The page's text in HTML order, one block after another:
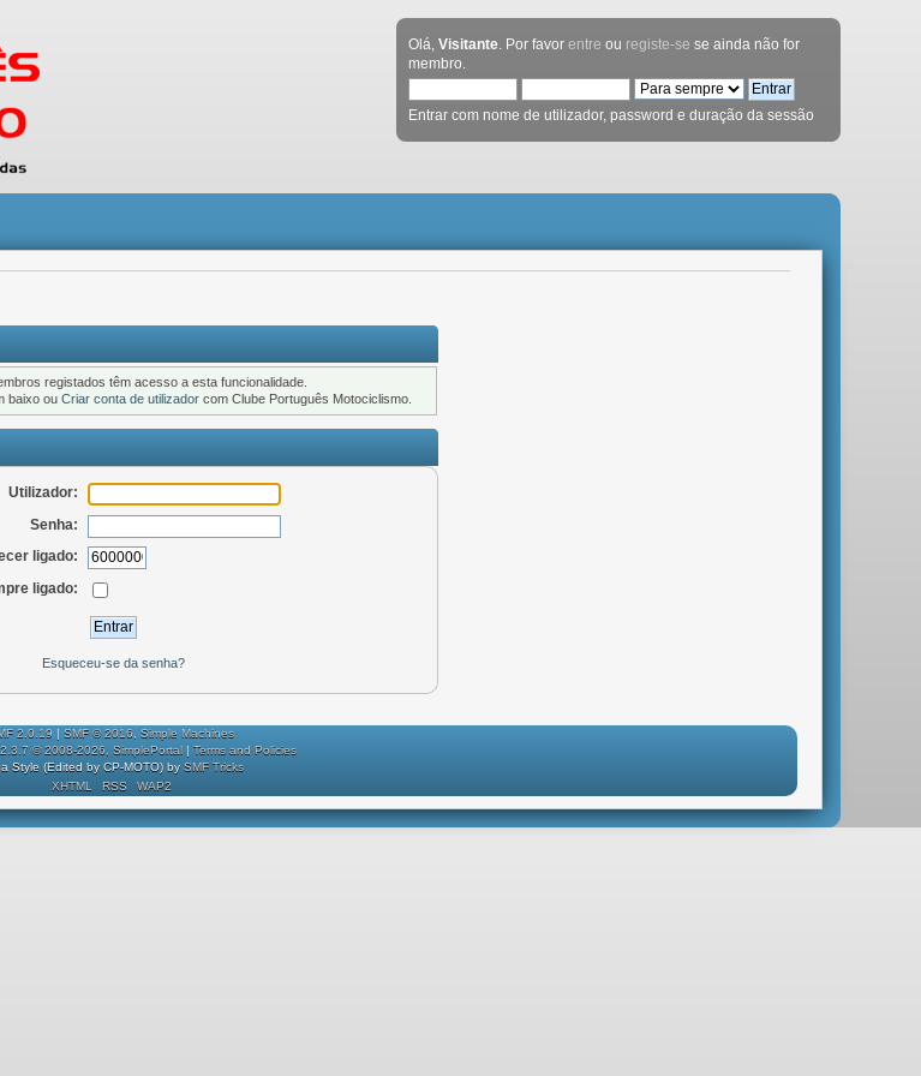
Olá, Visitante. Por favor entre ou registe-se se ainda não for
membro.
Entrar com nome de utilizador, password e duração da sessão
registados têm acesso a esta funcionalidade.
baixo ou Criar conta de utilizadorcom Clube Português Motociclismo.
Utilizador:
Senha:
ligado:
ligado:
Esqueceu-se da senha?
2.0.19 | SMF © 2016, Simple Machines
© 2008-2026, SimplePortal| Terms and Policies
Style (Edited by CP-MOTO) by SMF Tricks
XHTML
RSS WAP2